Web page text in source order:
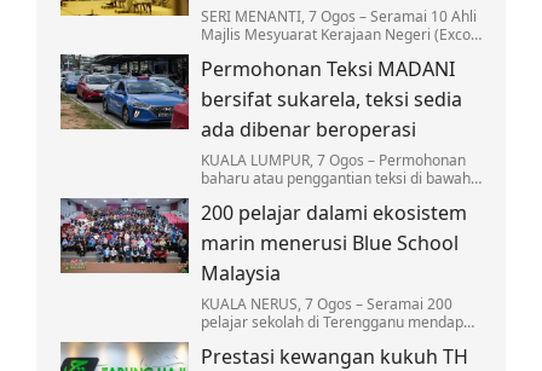
SERI MENANTI, 7 Ogos – Seramai 10 Ahli
Majlis Mesyuarat Kerajaan Negeri (Exco)
jawatan hari ini bagi melengkapkan
barisan…
Permohonan Teksi MADANI
bersifat sukarela, teksi sedia
ada dibenar beroperasi
KUALA LUMPUR, 7 Ogos – Permohonan
baharu atau penggantian teksi di bawah
Nasional adalah bersifat sukarela dan
terhad kepada…
200 pelajar dalami ekosistem
marin menerusi Blue School
Malaysia
KUALA NERUS, 7 Ogos – Seramai 200
pelajar sekolah di Terengganu mendapat
ekosistem marin…
Prestasi kewangan kukuh TH